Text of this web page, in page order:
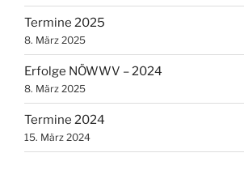
Termine 2025
8. März 2025
Erfolge NÖWWV – 2024
8. März 2025
Termine 2024
15. März 2024